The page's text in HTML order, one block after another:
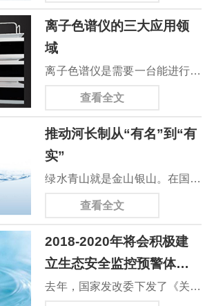
覆盖整个水域范围，就必须安装
一定数量的固定监测点，每个监
测点配备各种价格昂贵的水质监
测传感器，会造成安装成本过
它将原有的固定监测点变为移动
的，使监...
地下水和海水等较为干净的水，
将采用紫外分光光度法的仪器。
自2013年以来，水中油标准的
修订就一直备受关注，曾征求过
法、紫外分光光度法、荧光分光
光度法和重量法。近日，生态环
境部正式发布两项水中油测定标
准，其中为红外分光光度法和紫
括：标准适用范围从&ldquo...
离子色谱仪的三大应用领
域
离子色谱仪是需要一台能进行常
规离子色谱（IC）分析的仪器，
应用进行灵活配置的系统？这些
系统提供了高压、低成本、常
规、毛细管和模块化等多种选
择，能满足所有IC需求。离子色
的基础上，吸收国际新技术成
果，研发出的高精度、高灵敏度
和高稳定性的新型离子色谱仪。
查看全文
推动河长制从“有名”到“有
实”
绿水青山就是金山银山。在国家
环保战略的部署下，截至今年6
已全面建立河长制，每条河流都
有了河长。与之相应，去年提出
的湾长制继首批一省四市试点之
查看全文
2018-2020年将会积极建
立生态安全监控预警体系
和水质监测预警体系
去年，国家发改委下发了《关于